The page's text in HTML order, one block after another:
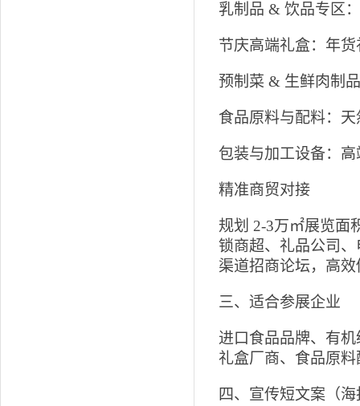
乳制品 & 饮品专区
节庆高端礼盒：年
预制菜 & 生鲜肉制
食品原料与配料：
包装与加工设备：
精准商贸对接
规划 2-3万㎡展览面
锁商超、礼品公司
渠道招商论坛，高
三、适合参展企业
进口食品品牌、有
礼盒厂商、食品原
四、宣传短文案（